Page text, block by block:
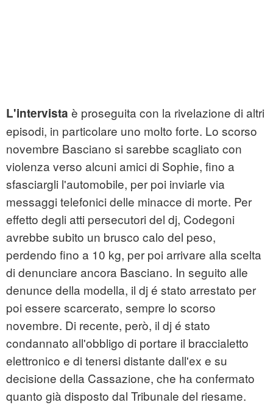
L'intervista è proseguita con la rivelazione di altri
episodi, in particolare uno molto forte. Lo scorso
novembre Basciano si sarebbe scagliato con
violenza verso alcuni amici di Sophie, fino a
sfasciargli l'automobile, per poi inviarle via
messaggi telefonici delle minacce di morte. Per
effetto degli atti persecutori del dj, Codegoni
avrebbe subito un brusco calo del peso,
perdendo fino a 10 kg, per poi arrivare alla scelta
di denunciare ancora Basciano. In seguito alle
denunce della modella, il dj é stato arrestato per
poi essere scarcerato, sempre lo scorso
novembre. Di recente, però, il dj é stato
condannato all'obbligo di portare il braccialetto
elettronico e di tenersi distante dall'ex e su
decisione della Cassazione, che ha confermato
quanto già disposto dal Tribunale del riesame.